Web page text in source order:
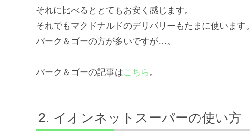
それに比べるととてもお安く感じます。
それでもマクドナルドのデリバリーもたまに使います。
パーク＆ゴーの方が多いですが…。
パーク＆ゴーの記事はこちら 。
イオンネットスーパーの使い方